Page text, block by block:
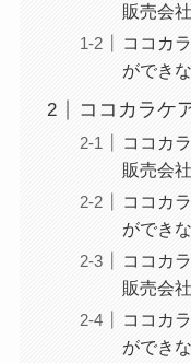
販売会
ココカ
ができ
ココカラケ
ココカ
販売会
ココカ
ができ
ココカ
販売会
ココカ
ができ